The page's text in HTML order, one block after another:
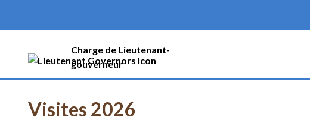
Charge de Lieutenant-
gouverneur
Visites 2026